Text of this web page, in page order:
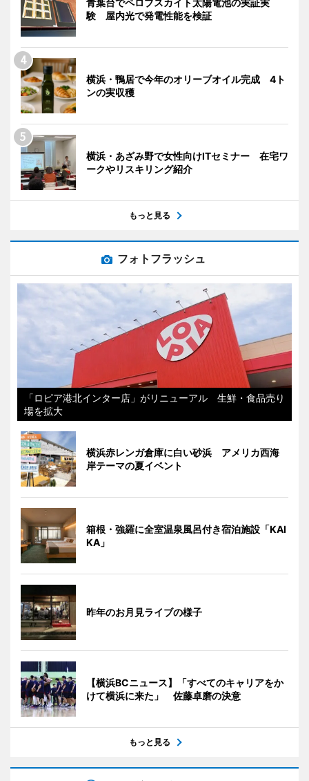
験 屋内光で発電性能を検証
横浜・鴨居で今年のオリーブオイル完成 4ト
ンの実収穫
横浜・あざみ野で女性向けITセミナー 在宅ワ
ークやリスキリング紹介
もっと見る
フォトフラッシュ
「ロピア港北インター店」がリニューアル 生鮮・食品売り
場を拡大
横浜赤レンガ倉庫に白い砂浜 アメリカ西海
岸テーマの夏イベント
箱根・強羅に全室温泉風呂付き宿泊施設「KAI
KA」
昨年のお月見ライブの様子
【横浜BCニュース】「すべてのキャリアをか
けて横浜に来た」 佐藤卓磨の決意
もっと見る